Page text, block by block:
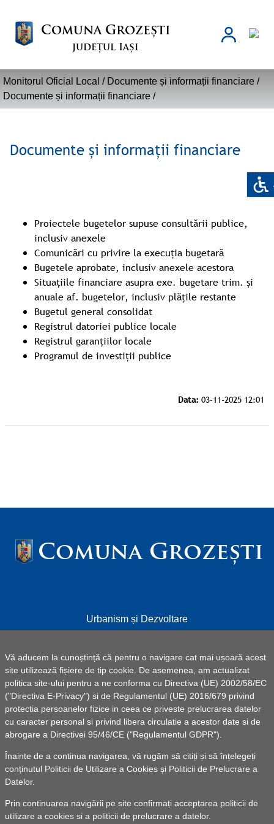
Vă aducem la cunoștință că pentru o navigare cat mai ușoară acest
site utilizează fișiere de tip cookie. De asemenea, am actualizat
politica site-ului pentru a ne conforma cu Directiva (UE) 2002/58/EC
("Directiva E-Privacy") si de Regulamentul (UE) 2016/679 privind
protectia persoanelor fizice in ceea ce priveste prelucrarea datelor
cu caracter personal si privind libera circulatie a acestor date si de
abrogare a Directivei 95/46/CE ("Regulamentul GDPR").
Înainte de a continua navigarea, vă rugăm să citiți și să înțelegeți
conținutul Politicii de Utilizare a Cookies și Politicii de Prelucrare a
Datelor.
Prin continuarea navigării pe site confirmați acceptarea politicii de
utilizare a cookies si a politicii de prelucrare a datelor.
Comuna Grozești
județul Iași
Monitorul Oficial Local / Documente și informații financiare/
Documente și informații financiare/
Documente și informații financiare
Proiectele bugetelor supuse consultării publice,
inclusiv anexele
Comunicări cu privire la execuția bugetară
Bugetele aprobate, inclusiv anexele acestora
Situațiile financiare asupra exe. bugetare trim. și
anuale af. bugetelor, inclusiv plățile restante
Bugetul general consolidat
Registrul datoriei publice locale
Registrul garanțiilor locale
Programul de investiții publice
Comuna Grozești
Urbanism și Dezvoltare
Formulare - Depunere Cereri Online
Starea civilă
Asistenţă socială
Contact
© 2025 UAT Comuna Grozești - Powered by Pancarpatica
Programul național pentru transformarea digitală a autorităților